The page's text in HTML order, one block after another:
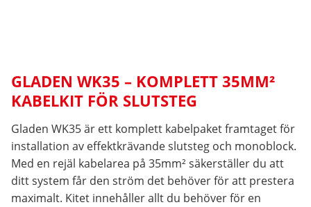
GLADEN WK35 – KOMPLETT 35MM²
KABELKIT FÖR SLUTSTEG
Gladen WK35 är ett komplett kabelpaket framtaget för
installation av effektkrävande slutsteg och monoblock.
Med en rejäl kabelarea på 35mm² säkerställer du att
ditt system får den ström det behöver för att prestera
maximalt. Kitet innehåller allt du behöver för en